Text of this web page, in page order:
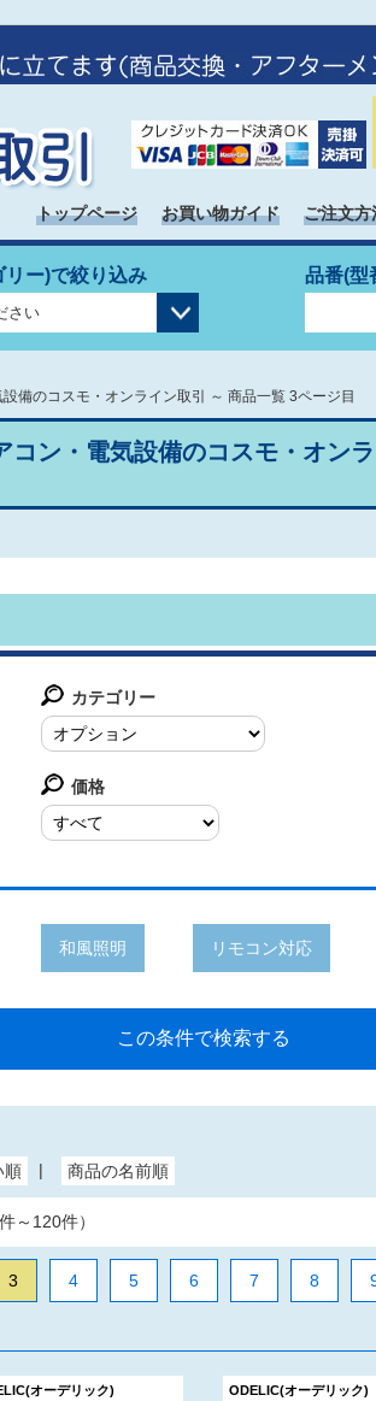
トップページ お買い物ガイド ご注文方
リー)で絞り込み 品番(型
備のコスモ・オンライン取引 ～ 商品一覧 3ページ目
コン・電気設備のコスモ・オン
カテゴリー
価格
和風照明 リモコン対応
～120件）
3 4 5 6 7 8
オーデリック) ODELIC(オーデリック)